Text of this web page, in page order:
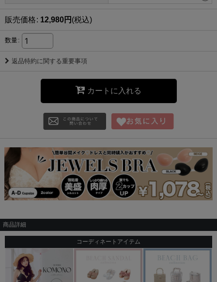
販売価格: 12,980円 (税込)
数量:
返品特約に関する重要事項
カートに入れる
商品詳細
コーディネートアイテム